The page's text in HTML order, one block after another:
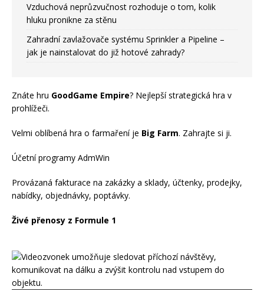
Vzduchová neprůzvučnost rozhoduje o tom, kolik
hluku pronikne za stěnu
Zahradní zavlažovače systému Sprinkler a Pipeline –
jak je nainstalovat do již hotové zahrady?
Znáte hru GoodGame Empire? Nejlepší strategická hra v
prohlížeči.
Velmi oblíbená hra o farmaření je Big Farm. Zahrajte si ji.
Účetní programy AdmWin
Provázaná fakturace na zakázky a sklady, účtenky, prodejky,
nabídky, objednávky, poptávky.
Živé přenosy z Formule 1